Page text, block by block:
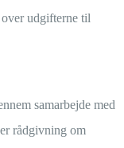
udgifterne til
samarbejde med
rådgivning om